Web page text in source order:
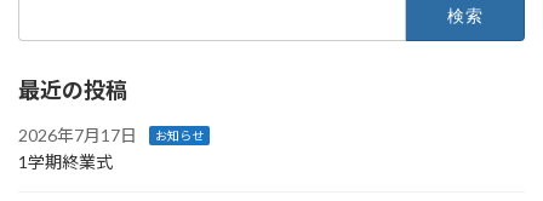
最近の投稿
2026年7月17日 お知らせ
1学期終業式